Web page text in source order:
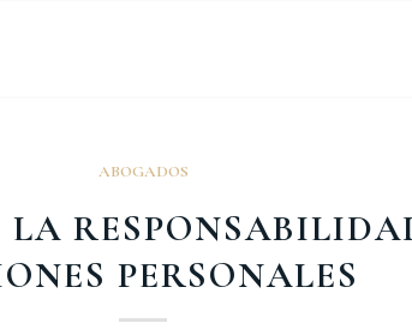
ABOGADOS
LA
PERSONALES